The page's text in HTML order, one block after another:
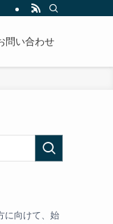
問い合わせ
に向けて、始